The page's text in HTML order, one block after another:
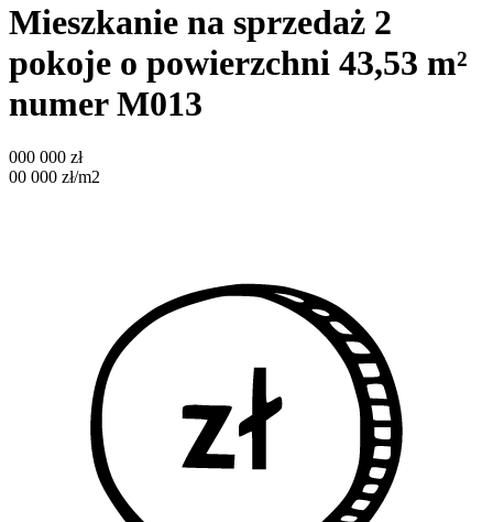
Mieszkanie na sprzedaż 2
pokoje o powierzchni 43,53 m²
numer M013
000 000 zł
00 000 zł/m2